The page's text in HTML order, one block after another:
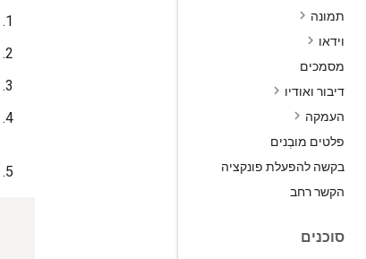
תמונה
וידאו
מסמכים
דיבור ואודיו
העמקה
פלטים מובְנים
בקשה להפעלת פונקציה
הקשר רחב
סוכנים